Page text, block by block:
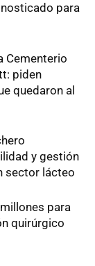
para
Cementerio
piden
quedaron al
y gestión
sector lácteo
para
quirúrgico